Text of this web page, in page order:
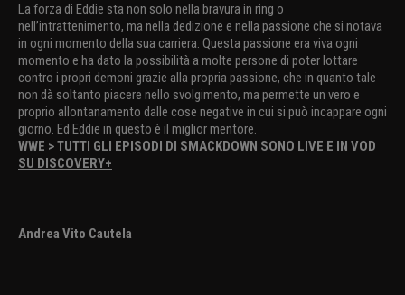
La forza di Eddie sta non solo nella bravura in ring o
nell’intrattenimento, ma nella dedizione e nella passione che si notava
in ogni momento della sua carriera. Questa passione era viva ogni
momento e ha dato la possibilità a molte persone di poter lottare
contro i propri demoni grazie alla propria passione, che in quanto tale
non dà soltanto piacere nello svolgimento, ma permette un vero e
proprio allontanamento dalle cose negative in cui si può incappare ogni
giorno. Ed Eddie in questo è il miglior mentore.
WWE > TUTTI GLI EPISODI DI SMACKDOWN SONO LIVE E IN VOD
SU DISCOVERY+
Andrea Vito Cautela